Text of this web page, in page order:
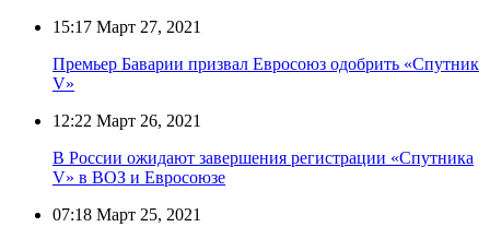
15:17 Март 27, 2021
Премьер Баварии призвал Евросоюз одобрить «Спутник
V»
12:22 Март 26, 2021
В России ожидают завершения регистрации «Спутника
V» в ВОЗ и Евросоюзе
07:18 Март 25, 2021